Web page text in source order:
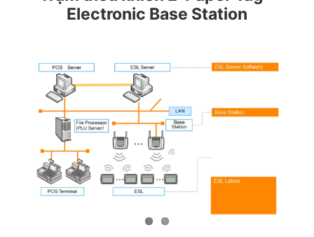
Electronic Base Station